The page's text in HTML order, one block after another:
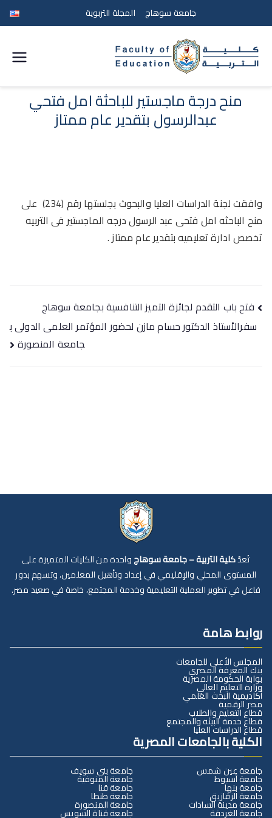
جامعة سوهاج المجلة التربوية
التربية
جامعة
منح درجة ماجستير للباحثة امل فتحي
عبدالرسول بتقدير عام ممتاز
وافقت لجنة الدراسات العليا والبحوث بجلستها رقم (234) على
منح الباحثه امل فتحى عبد الرسول درجه الماجستير فى التربيه
تخصص ادارة تعليميه بتقدير عام ممتاز .
فتح باب التقدم لجائزة التميز التنافسية بجامعة سوهاج
سفرالأستاذ الدكتور حسام مازن لحضور المؤتمر العلمى الدولى ب
جامعة المنصورة
تُعدّكلية التربية – جامعة سوهاجواحدة من الكليات المتميزة على
المستوى المحلي والإقليمي في إعداد وتأهيل المعلمين، وتسهم بدور
فاعل في تطوير العملية التعليمية وخدمة المجتمع، خاصة في صعيد مصر.
روابط هامة
المجلس الأعلى للجامعات
بنك المعرفة المصري
بوابة الحكومة المصرية
وزارة التعليم العالي
أكاديمية البحث العلمي
مصر الرقمية
قطاع التعليم والطلاب
قطاع خدمة البيئة والمجتمع
قطاع الدراسات العليا
الكلية بالجامعات المصرية
جامعة عين شمس
جامعة أسيوط
جامعة بنها
جامعة الزقازيق
جامعة مدينة السادات
جامعة الغردقة
جامعة بني سويف
جامعة المنوفية
جامعة قنا
جامعة طنطا
جامعة المنصورة
جامعة قناة السويس